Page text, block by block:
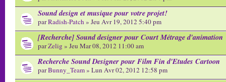
Sound design et musique pour votre projet!
parRadish-Patch» Jeu Avr 19, 2012 5:40 pm
[Recherche] Sound designer pour Court Métrage d'animation
parZelig » Jeu Mar 08, 2012 11:00 am
Recherche Sound Designer pour Film Fin d'Etudes Cartoon
parBunny_Team» Lun Avr 02, 2012 12:58 pm